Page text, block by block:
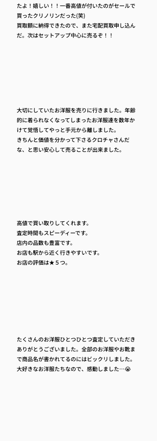
たよ！嬉しい！！一番高値が付いたのがセールで
買ったクリノリンだった(笑)
買取額に納得できたので、また宅配買取申し込ん
だ。次はセットアップ中心に売るぞ！！
大切にしていたお洋服を売りに行きました。年齢
的に着られなくなってしまったお洋服達を数年か
けて覚悟してやっと手元から離しました。
きちんと価値を分かって下さるクロチャさんだ
な、と思い安心して売ることが出来ました。
高値で買い取りしてくれます。
査定時間もスピーディーです。
店内の品数も豊富です。
お店も駅から近く行きやすいです。
お店の評価は★５つ。
たくさんのお洋服ひとつひとつ査定していただき
ありがとうございました。全部のお洋服やお靴ま
で商品名が書かれてるのにはビックリしました。
大好きなお洋服たちなので、感動しました…😭